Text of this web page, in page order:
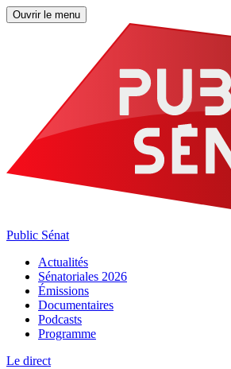
Ouvrir le menu
Public Sénat
Actualités
Sénatoriales 2026
Émissions
Documentaires
Podcasts
Programme
Le direct